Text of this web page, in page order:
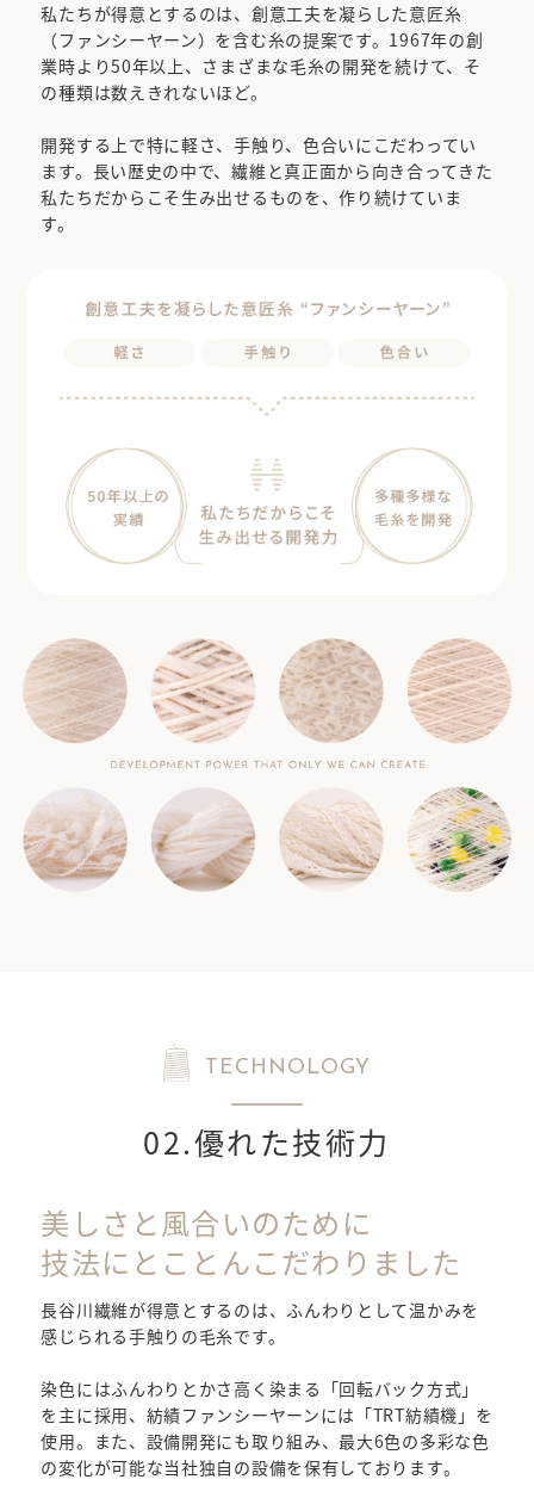
私たちが得意とするのは、創意工夫を凝らした意匠糸
（ファンシーヤーン）を含む糸の提案です。1967年の創
業時より50年以上、さまざまな毛糸の開発を続けて、そ
の種類は数えきれないほど。
開発する上で特に軽さ、手触り、色合いにこだわってい
ます。長い歴史の中で、繊維と真正面から向き合ってきた
私たちだからこそ生み出せるものを、作り続けていま
す。
TECHNOLOGY
02.優れた技術力
美しさと風合いのために
技法にとことんこだわりました
長谷川繊維が得意とするのは、ふんわりとして温かみを
感じられる手触りの毛糸です。
染色にはふんわりとかさ高く染まる「回転バック方式」
を主に採用、紡績ファンシーヤーンには「TRT紡績機」を
使用。また、設備開発にも取り組み、最大6色の多彩な色
の変化が可能な当社独自の設備を保有しております。